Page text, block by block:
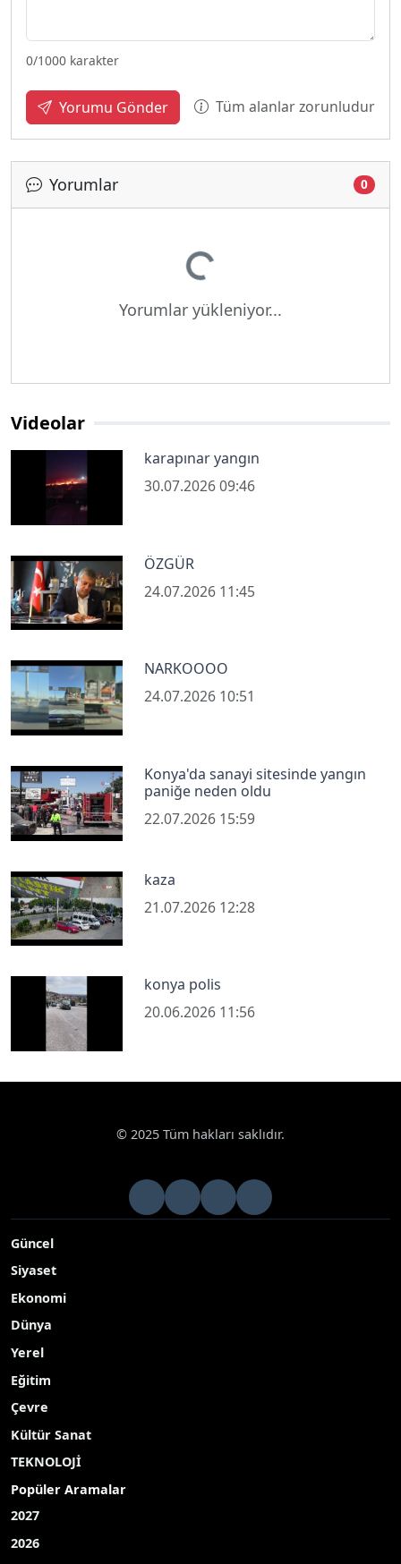
0/1000 karakter
Yorumu Gönder Tüm alanlar zorunludur
Yorumlar 0
Yükleniyor...
Yorumlar yükleniyor...
Videolar
karapınar yangın
30.07.2026 09:46
ÖZGÜR
24.07.2026 11:45
NARKOOOO
24.07.2026 10:51
Konya'da sanayi sitesinde yangın
paniğe neden oldu
22.07.2026 15:59
kaza
21.07.2026 12:28
konya polis
20.06.2026 11:56
© 2025 Tüm hakları saklıdır.
Güncel
Siyaset
Ekonomi
Dünya
Yerel
Eğitim
Çevre
Kültür Sanat
TEKNOLOJİ
Popüler Aramalar
2027
2026